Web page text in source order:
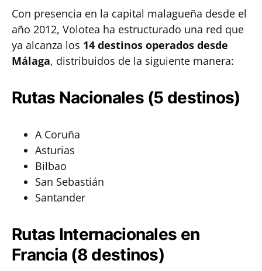
Con presencia en la capital malagueña desde el
año 2012, Volotea ha estructurado una red que
ya alcanza los 14 destinos operados desde
Málaga, distribuidos de la siguiente manera:
Rutas Nacionales (5 destinos)
A Coruña
Asturias
Bilbao
San Sebastián
Santander
Rutas Internacionales en
Francia (8 destinos)